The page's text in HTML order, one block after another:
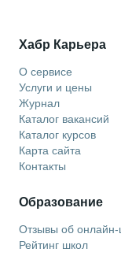
Хабр Карьера
О сервисе
Услуги и цены
Журнал
Каталог вакансий
Каталог курсов
Карта сайта
Контакты
Образование
Отзывы об онлайн-
Рейтинг школ